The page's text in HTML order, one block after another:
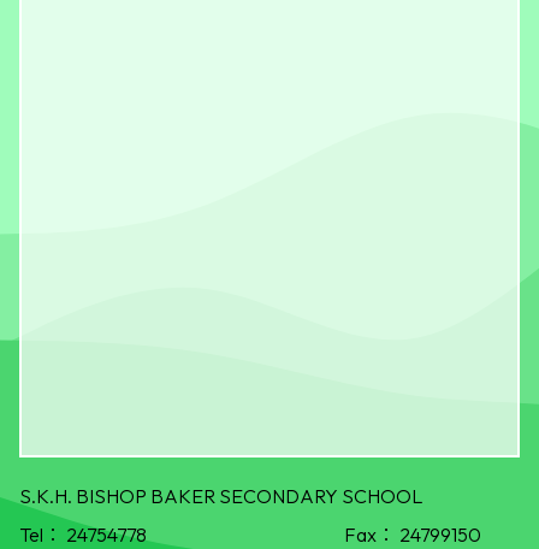
S.K.H. BISHOP BAKER SECONDARY SCHOOL
Tel： 24754778 Fax： 24799150